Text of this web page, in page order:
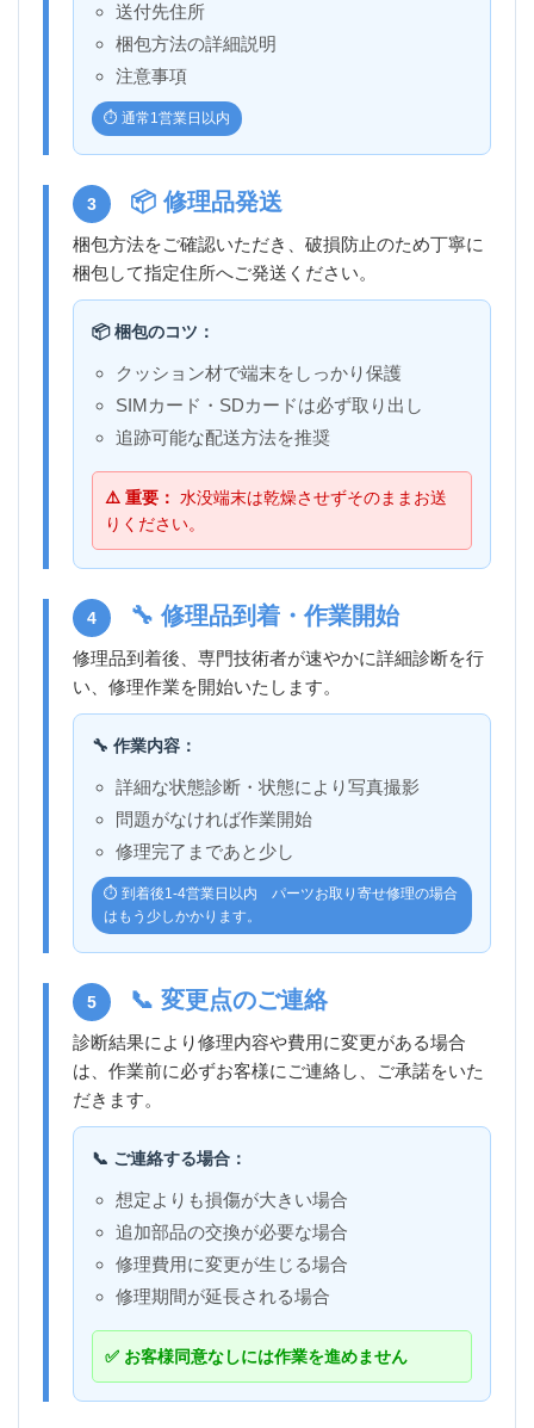
送付先住所
梱包方法の詳細説明
注意事項
⏱️ 通常1営業日以内
3 📦 修理品発送
梱包方法をご確認いただき、破損防止のため丁寧に
梱包して指定住所へご発送ください。
📦 梱包のコツ：
クッション材で端末をしっかり保護
SIMカード・SDカードは必ず取り出し
追跡可能な配送方法を推奨
⚠️ 重要： 水没端末は乾燥させずそのままお送
りください。
4 🔧 修理品到着・作業開始
修理品到着後、専門技術者が速やかに詳細診断を行
い、修理作業を開始いたします。
🔧 作業内容：
詳細な状態診断・状態により写真撮影
問題がなければ作業開始
修理完了まであと少し
⏱️ 到着後1-4営業日以内 パーツお取り寄せ修理の場合
はもう少しかかります。
5 📞 変更点のご連絡
診断結果により修理内容や費用に変更がある場合
は、作業前に必ずお客様にご連絡し、ご承諾をいた
だきます。
📞 ご連絡する場合：
想定よりも損傷が大きい場合
追加部品の交換が必要な場合
修理費用に変更が生じる場合
修理期間が延長される場合
✅ お客様同意なしには作業を進めません